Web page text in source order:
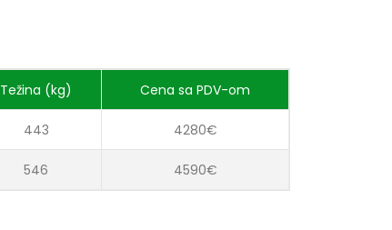
Težina (kg) Cena sa PDV-om
443 4280€
546 4590€